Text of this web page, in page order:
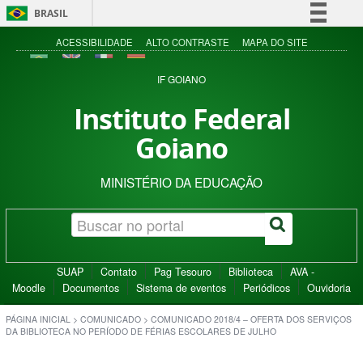
BRASIL
Simplifique!
Acesso à informação
ACESSIBILIDADE ALTO CONTRASTE MAPA DO SITE
IF GOIANO
Instituto Federal
Goiano
MINISTÉRIO DA EDUCAÇÃO
SUAP Contato Pag Tesouro Biblioteca
AVA -
Moodle
Documentos Sistema de eventos Periódicos Ouvidoria
PÁGINA INICIAL > COMUNICADO > COMUNICADO 2018/4 – OFERTA DOS SERVIÇOS
DA BIBLIOTECA NO PERÍODO DE FÉRIAS ESCOLARES DE JULHO